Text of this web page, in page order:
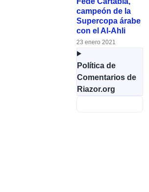
campeón de la
Supercopa árabe
con el Al-Ahli
23 enero 2021
Política de
Comentarios de
Riazor.org